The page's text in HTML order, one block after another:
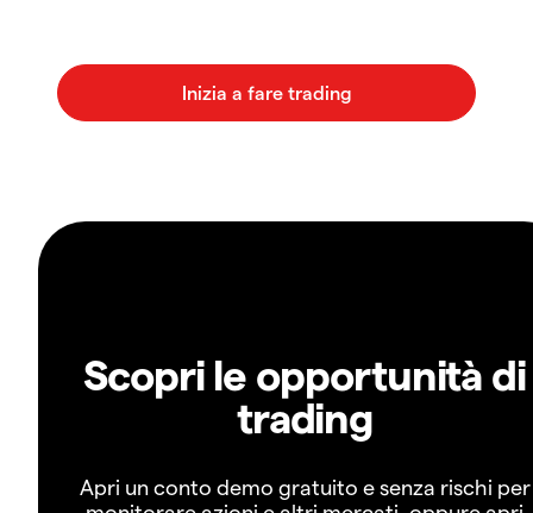
Scopri le opportunità di
trading
Apri un conto demo gratuito e senza rischi per